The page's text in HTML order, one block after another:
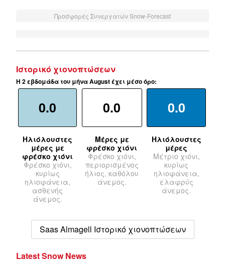
Προσφορές Συνεργατών Snow-Forecast
Ιστορικό χιονοπτώσεων
Η 2 εβδομάδα του μήνα August έχει μέσο όρο:
0.0
Ηλιόλουστες
μέρες με
φρέσκο χιόνι
Φρέσκο χιόνι,
κυρίως
ηλιοφάνεια,
ασθενής
άνεμος.
0.0
Μέρες με
φρέσκο χιόνι
Φρέσκο χιόνι,
περιορισμένος
ήλιος, καθόλου
άνεμος.
0.0
Ηλιόλουστες
μέρες
Μέτριο χιόνι,
κυρίως
ηλιοφάνεια,
ελαφρύς
άνεμος.
Saas Almagell Ιστορικό χιονοπτώσεων